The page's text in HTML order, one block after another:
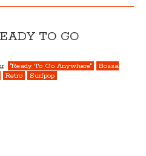
TO GO
"Ready To Go Anywhere"
Bossa
Retro Surfpop